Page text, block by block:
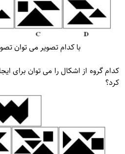
با کدام تصویر می توان
کدام گروه از اشکال را می توان برای
کرد؟